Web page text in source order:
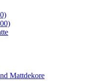
Mattdekore